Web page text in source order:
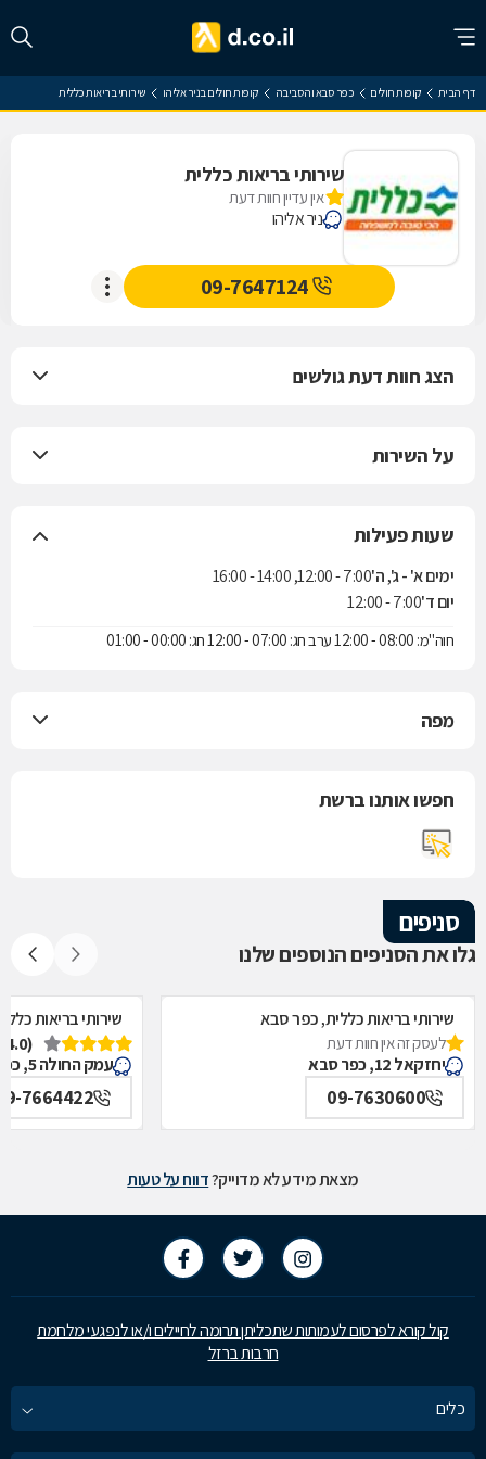
דף הבית קופות חולים כפר סבא והסביבה קופות חולים בניר אליהו שירותי בריאות כללית
שירותי בריאות כללית
אין עדיין חוות דעת
ניר אליהו
09-7647124
הצג חוות דעת גולשים
על השירות
שעות פעילות
ימים א' - ג', ה'7:00 - 12:00, 14:00 - 16:00
יום ד'7:00 - 12:00
חוה"מ: 08:00 - 12:00 ערב חג: 07:00 - 12:00 חג: 00:00 - 01:00
מפה
חפשו אותנו ברשת
סניפים
גלו את הסניפים הנוספים שלנו
שירותי בריאות כללית, כפר סבא
לעסק זה אין חוות דעת
יחזקאל 12, כפר סבא
09-7630600
שירותי בריאות
(4.0)
עמק החולה 5, כפר סבא
7664422
מצאת מידע לא מדוייק?דווח על טעות
קול קורא לפרסום לעמותות שתכליתן תרומה לחיילים ו/או לנפגעי מלחמת
חרבות ברזל
כלים